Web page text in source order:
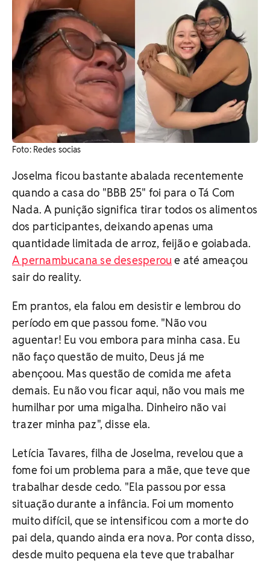
Foto: Redes socias
Joselma ficou bastante abalada recentemente
quando a casa do "BBB 25" foi para o Tá Com
Nada. A punição significa tirar todos os alimentos
dos participantes, deixando apenas uma
quantidade limitada de arroz, feijão e goiabada.
A pernambucana se desesperoue até ameaçou
sair do reality.
Em prantos, ela falou em desistir e lembrou do
período em que passou fome. "Não vou
aguentar! Eu vou embora para minha casa. Eu
não faço questão de muito, Deus já me
abençoou. Mas questão de comida me afeta
demais. Eu não vou ficar aqui, não vou mais me
humilhar por uma migalha. Dinheiro não vai
trazer minha paz", disse ela.
Letícia Tavares, filha de Joselma, revelou que a
fome foi um problema para a mãe, que teve que
trabalhar desde cedo. "Ela passou por essa
situação durante a infância. Foi um momento
muito difícil, que se intensificou com a morte do
pai dela, quando ainda era nova. Por conta disso,
desde muito pequena ela teve que trabalhar